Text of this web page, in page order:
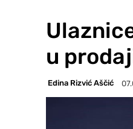
u
Edina Rizvić Aščić